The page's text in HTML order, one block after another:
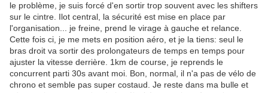
le problème, je suis forcé d'en sortir trop souvent avec les shifters
sur le cintre. Ilot central, la sécurité est mise en place par
l'organisation... je freine, prend le virage à gauche et relance.
Cette fois ci, je me mets en position aéro, et je la tiens: seul le
bras droit va sortir des prolongateurs de temps en temps pour
ajuster la vitesse derrière. 1km de course, je reprends le
concurrent parti 30s avant moi. Bon, normal, il n'a pas de vélo de
chrono et semble pas super costaud. Je reste dans ma bulle et